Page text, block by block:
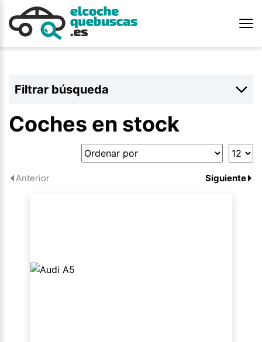
Filtrar búsqueda
Coches en stock
Anterior Siguiente